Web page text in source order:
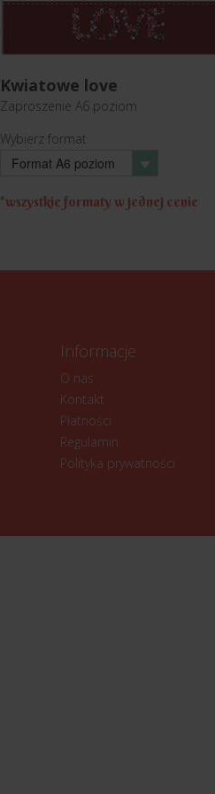
Kwiatowe love
Zaproszenie A6 poziom
Wybierz format
Format A6 poziom
*wszystkie formaty w jednej cenie
Informacje
O nas
Kontakt
Płatności
Regulamin
Polityka prywatności